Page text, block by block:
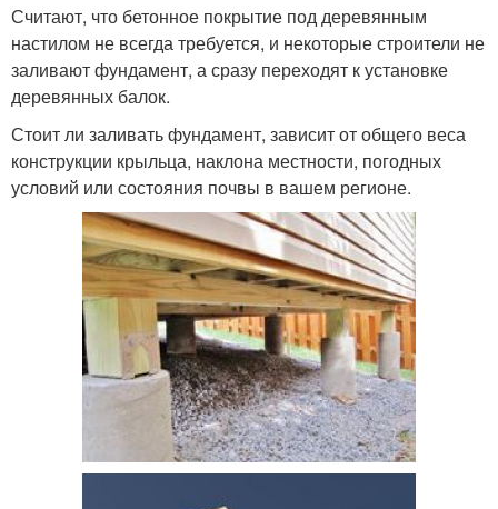
Считают, что бетонное покрытие под деревянным
настилом не всегда требуется, и некоторые строители не
заливают фундамент, а сразу переходят к установке
деревянных балок.
Стоит ли заливать фундамент, зависит от общего веса
конструкции крыльца, наклона местности, погодных
условий или состояния почвы в вашем регионе.